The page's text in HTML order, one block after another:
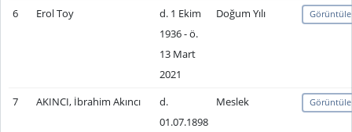
6 Erol Toy
d. 1 Ekim
1936 - ö.
13 Mart
2021
Doğum Yılı Görüntüle
7 AKINCI, İbrahim Akıncı
d.
01.07.1898
Meslek Görüntüle